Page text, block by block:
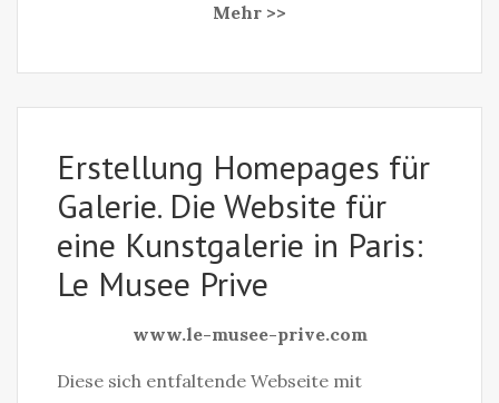
Mehr >>
Erstellung Homepages für
Galerie. Die Website für
eine Kunstgalerie in Paris:
Le Musee Prive
www.le-musee-prive.com
Diese sich entfaltende Webseite mit